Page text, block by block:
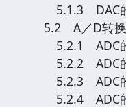
5.1.3 DAC
5.2 A／D转
5.2.1 ADC
5.2.2 ADC的
5.2.3 ADC
5.2.4 ADC